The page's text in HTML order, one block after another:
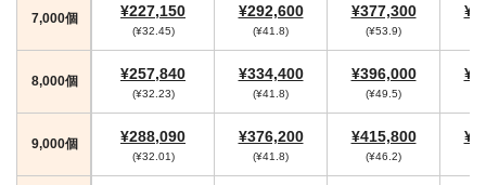
7,000個 ¥227,150
(¥32.45)
¥292,600
(¥41.8)
¥377,300
(¥53.9)
8,000個 ¥257,840
(¥32.23)
¥334,400
(¥41.8)
¥396,000
(¥49.5)
9,000個 ¥288,090
(¥32.01)
¥376,200
(¥41.8)
¥415,800
(¥46.2)